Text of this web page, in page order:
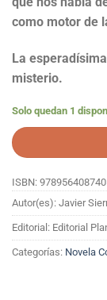
como motor de
La
misterio.
Solo quedan 1
ISBN:
Autor(es): Javier
Editorial: Editorial
Categorías: Novela